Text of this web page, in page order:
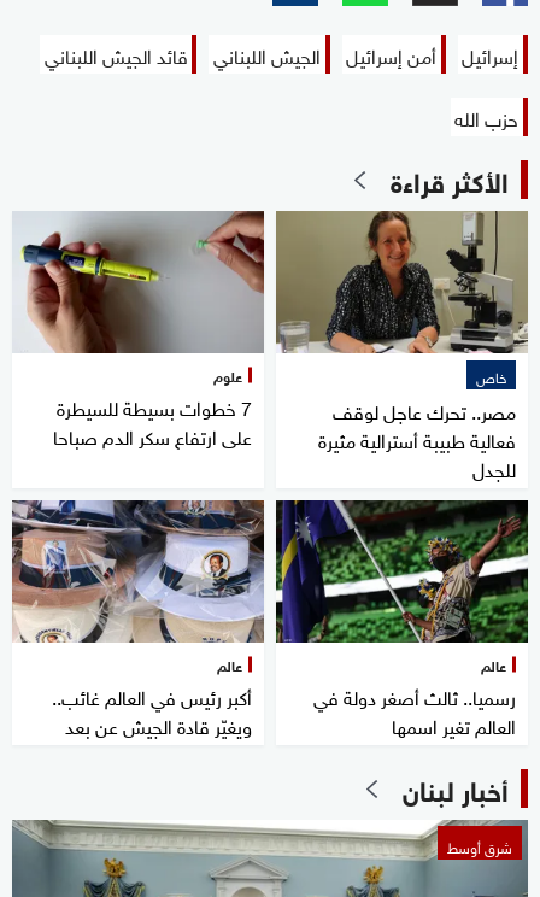
إسرائيل أمن إسرائيل الجيش اللبناني
قائد الجيش اللبناني
حزب الله
الأكثر قراءة
خاص
مصر.. تحرك عاجل لوقف
فعالية طبيبة أسترالية مثيرة
للجدل
علوم
7 خطوات بسيطة للسيطرة
على ارتفاع سكر الدم صباحا
عالم
رسميا.. ثالث أصغر دولة في
العالم تغير اسمها
عالم
أكبر رئيس في العالم غائب..
ويغيّر قادة الجيش عن بعد
أخبار لبنان
شرق أوسط